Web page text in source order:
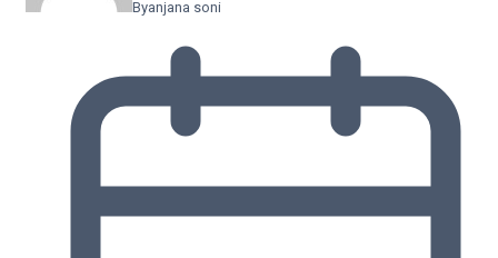
Byanjana soni